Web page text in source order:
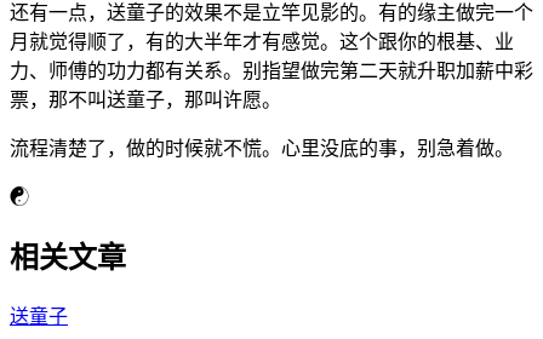
还有一点，送童子的效果不是立竿见影的。有的缘主做完一个
月就觉得顺了，有的大半年才有感觉。这个跟你的根基、业
力、师傅的功力都有关系。别指望做完第二天就升职加薪中彩
票，那不叫送童子，那叫许愿。
流程清楚了，做的时候就不慌。心里没底的事，别急着做。
☯
相关文章
送童子